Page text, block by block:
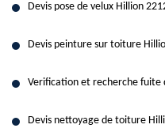
Devis pose de velux Hillion
Devis peinture sur toiture
Verification et recherche fuite
Devis nettoyage de toiture